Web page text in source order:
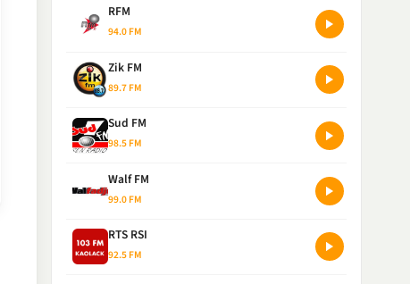
RFM
94.0 FM
Zik FM
89.7 FM
Sud FM
98.5 FM
Walf FM
99.0 FM
RTS RSI
92.5 FM